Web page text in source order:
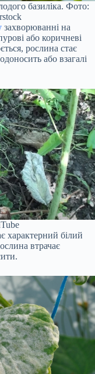
базиліка. Фото:
захворюванні на
або коричневі
рослина стає
або взагалі
характерний білий
втрачає